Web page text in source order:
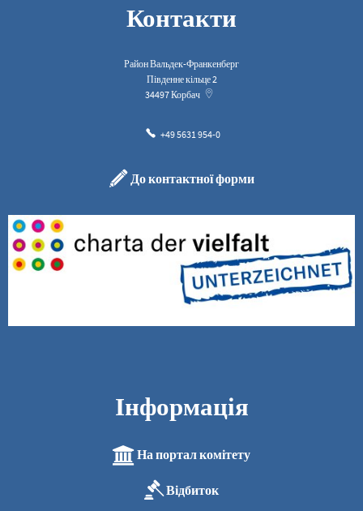
Контакти
Район Вальдек-Франкенберг
Південне кільце 2
34497Корбач
+49 5631 954-0
До контактної форми
Інформація
На портал комітету
Відбиток